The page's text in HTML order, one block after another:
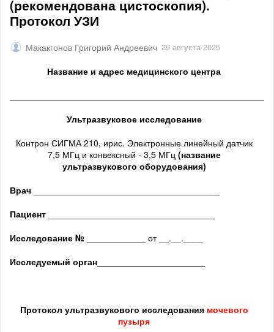
(рекомендована цистоскопия).
Протокол УЗИ
Макакгонов Григорий Андреевич 29 августа 2025
Название и адрес медицинского центра
Ультразвуковое исследование
Контрон СИГМА 210, ирис. Электронные линейный датчик
7,5 МГц и конвексный - 3,5 МГц(название
ультразвукового оборудования)
Врач
Пациент
Исследование № ____________ от __.__.____
Исследуемый орган
Протокол ультразвукового исследования мочевого
пузыря